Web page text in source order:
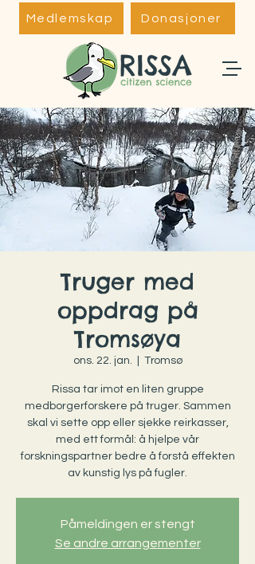
Medlemskap Donasjoner
Truger med
oppdrag på
Tromsøya
ons. 22. jan. Tromsø
Rissa tar imot en liten gruppe
medborgerforskere på truger. Sammen
skal vi sette opp eller sjekke reirkasser,
med ett formål: å hjelpe vår
forskningspartner bedre å forstå effekten
av kunstig lys på fugler.
Påmeldingen er stengt
Se andre arrangementer